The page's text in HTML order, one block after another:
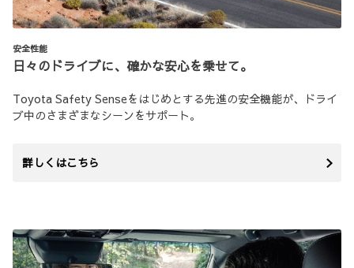
安全性能
日々のドライブに、確かな安心を乗せて。
Toyota Safety Senseをはじめとする先進の安全機能が、ドライ
ブ中のさまざまなシーンをサポート。
詳しくはこちら